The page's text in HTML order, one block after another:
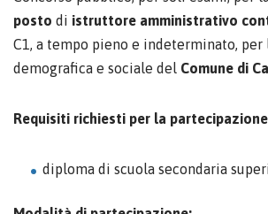
posto di istruttore amministrativo
C1, a tempo pieno e indeterminato, per
demografica e sociale del Comune di
Requisiti richiesti per la
diploma di scuola secondaria